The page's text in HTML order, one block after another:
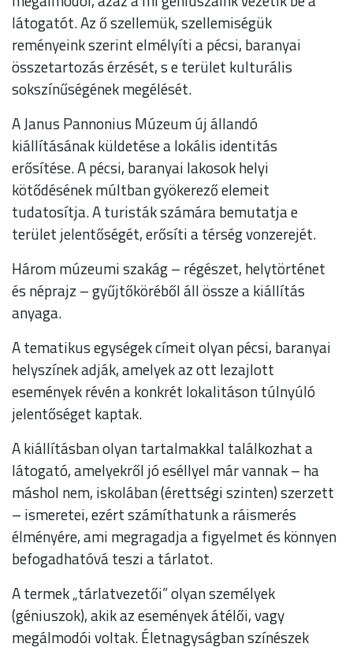
látogatót. Az ő szellemük, szellemiségük
reményeink szerint elmélyíti a pécsi, baranyai
összetartozás érzését, s e terület kulturális
sokszínűségének megélését.
A Janus Pannonius Múzeum új állandó
kiállításának küldetése a lokális identitás
erősítése. A pécsi, baranyai lakosok helyi
kötődésének múltban gyökerező elemeit
tudatosítja. A turisták számára bemutatja e
terület jelentőségét, erősíti a térség vonzerejét.
Három múzeumi szakág – régészet, helytörténet
és néprajz – gyűjtőköréből áll össze a kiállítás
anyaga.
A tematikus egységek címeit olyan pécsi, baranyai
helyszínek adják, amelyek az ott lezajlott
események révén a konkrét lokalitáson túlnyúló
jelentőséget kaptak.
A kiállításban olyan tartalmakkal találkozhat a
látogató, amelyekről jó eséllyel már vannak – ha
máshol nem, iskolában (érettségi szinten) szerzett
– ismeretei, ezért számíthatunk a ráismerés
élményére, ami megragadja a figyelmet és könnyen
befogadhatóvá teszi a tárlatot.
A termek „tárlatvezetői” olyan személyek
(géniuszok), akik az események átélői, vagy
megálmodói voltak. Életnagyságban színészek